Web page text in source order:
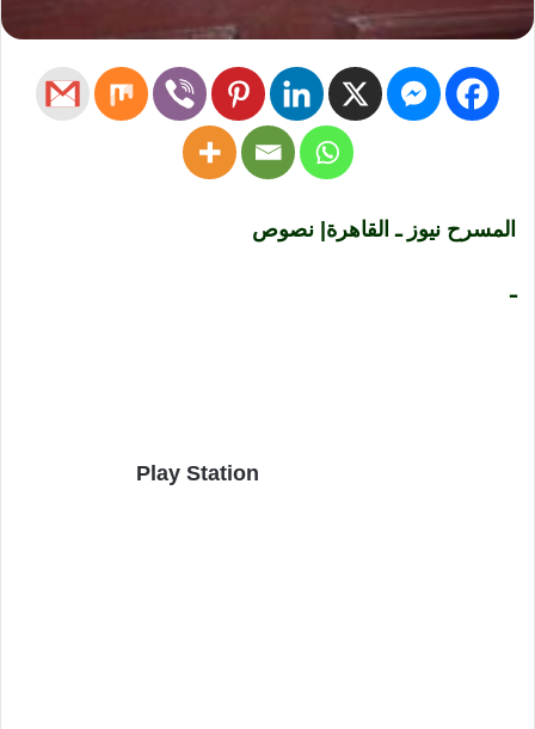
المسرح نيوز ـ القاهرة| نصوص
ـ
Play Station